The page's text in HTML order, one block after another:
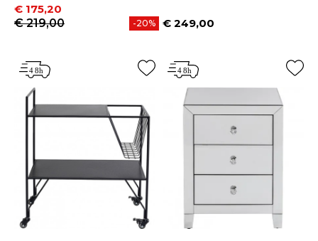
Prijs
€ 175,20
Normale prijs
€ 219,00
-20% Prijs
€ 249,00